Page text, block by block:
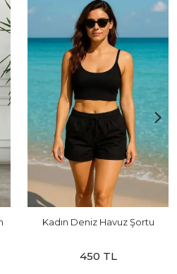
Kadın Deniz Havuz Şortu
450 TL